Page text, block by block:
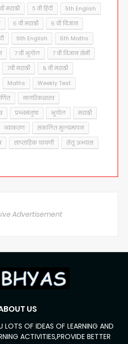
मराठी ५ वी हिंदी
5th English
६ वी मराठी
६ वी विज्ञान
6th English
6th Maths
7 वी भूगोल
7 वी विज्ञान सेमी
7वी मराठी
८ वी मराठी
Maths
Weekly Test
नागरिकशास्त्र
प्रश्नमंजुषा भूगोल
मराठी
व्याकरण
संकलित मूल्यमापन
साप्ताहिक चाचणी
सेतू अभ्यास
Advertisement
US
LOTS OF IDEAS OF LEARNING AND
ACTIVITIES,PROVIDE BETTER